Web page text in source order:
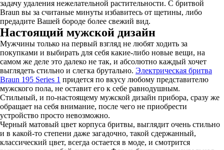
задачу удаления нежелательной растительности. С бритвой
Braun вы за считаные минуты избавитесь от щетины, либо
предадите Вашей бороде более свежий вид.
Настоящий мужской дизайн
Мужчины только на первый взгляд не любят ходить за
покупками и выбирать для себя какие-либо новые вещи, на
самом же деле это далеко не так, и абсолютно каждый хочет
выглядеть стильно и слегка брутально. Электрическая бритва
Braun 195 Series 1 придется по вкусу любому представителю
мужского пола, не оставит его к себе равнодушным.
Стильный, и по-настоящему мужской дизайн прибора, сразу же
обращает на себя внимание, после чего не приобрести
устройство просто невозможно.
Черный матовый цвет корпуса бритвы, выглядит очень стильно
и в какой-то степени даже загадочно, такой сдержанный,
классический цвет, всегда остается в моде, и смотрится